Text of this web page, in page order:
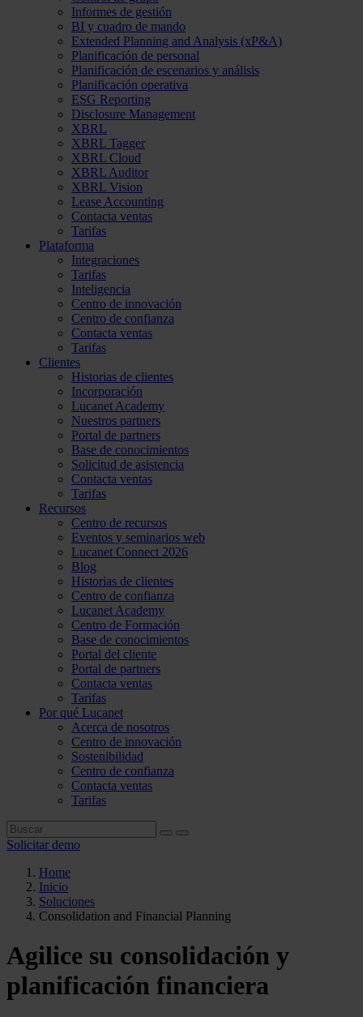
Informes de gestión
BI y cuadro de mando
Extended Planning and Analysis (xP&A)
Planificación de personal
Planificación de escenarios y análisis
Planificación operativa
ESG Reporting
Disclosure Management
XBRL
XBRL Tagger
XBRL Cloud
XBRL Auditor
XBRL Vision
Lease Accounting
Contacta ventas
Tarifas
Plataforma
Integraciones
Tarifas
Inteligencia
Centro de innovación
Centro de confianza
Contacta ventas
Tarifas
Clientes
Historias de clientes
Incorporación
Lucanet Academy
Nuestros partners
Portal de partners
Base de conocimientos
Solicitud de asistencia
Contacta ventas
Tarifas
Recursos
Centro de recursos
Eventos y seminarios web
Lucanet Connect 2026
Blog
Historias de clientes
Centro de confianza
Lucanet Academy
Centro de Formación
Base de conocimientos
Portal del cliente
Portal de partners
Contacta ventas
Tarifas
Por qué Lucanet
Acerca de nosotros
Centro de innovación
Sostenibilidad
Centro de confianza
Contacta ventas
Tarifas
Solicitar demo
Home
Inicio
Soluciones
Consolidation and Financial Planning
Agilice su consolidación y
planificación financiera